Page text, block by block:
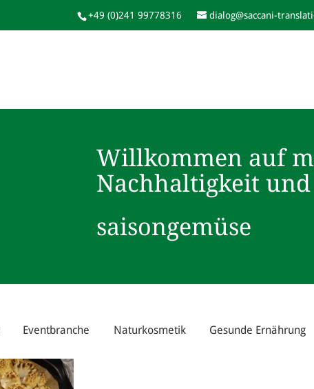
+49 (0)241 99778316 dialog@saccani-
Willkommen auf
Nachhaltigkeit
saisongemüse
Eventbranche Naturkosmetik Gesunde Ernährung